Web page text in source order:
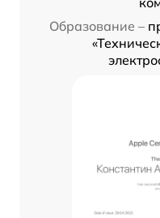
Образование –